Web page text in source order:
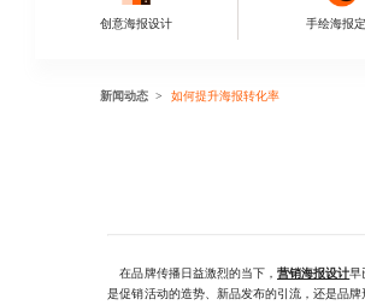
创意海报设计 手绘海报
新闻动态 如何提升海报转化率
在品牌传播日益激烈的当下， 营销海报设计早
是促销活动的造势、新品发布的引流，还是品